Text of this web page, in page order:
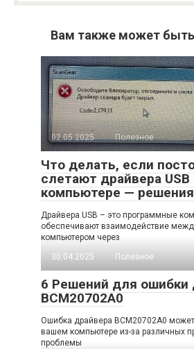
Вам также может быть
02.05.2025 Полезное
Что делать, если
слетают драйвера USB
компьютере —
Драйвера USB – это программные
обеспечивают взаимодействие
компьютером через
30.04.2025
Полезное
6 Решений для ошибки
BCM20702A0
Ошибка драйвера BCM20702A0 может
вашем компьютере из-за различных
проблемы